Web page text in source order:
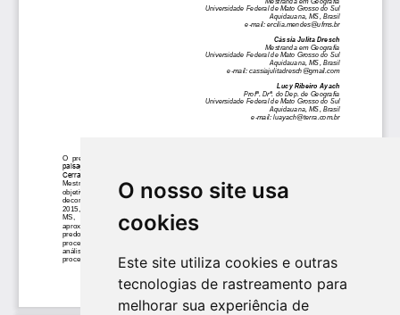
O nosso site usa
cookies
Este site utiliza cookies e outras
tecnologias de rastreamento para
melhorar sua experiência de